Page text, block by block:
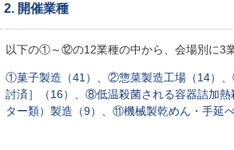
2. 開催業種
以下の①～⑫の12業種の中から、会場別に3
①菓子製造（41）、②惣菜製造工場（14）
討済］（16）、⑧低温殺菌される容器詰加
ター類）製造（9）、⑪機械製乾めん・手延